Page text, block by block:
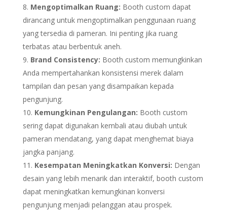
Mengoptimalkan Ruang: Booth custom dapat
dirancang untuk mengoptimalkan penggunaan ruang
yang tersedia di pameran. Ini penting jika ruang
terbatas atau berbentuk aneh.
Brand Consistency: Booth custom memungkinkan
Anda mempertahankan konsistensi merek dalam
tampilan dan pesan yang disampaikan kepada
pengunjung.
Kemungkinan Pengulangan: Booth custom
sering dapat digunakan kembali atau diubah untuk
pameran mendatang, yang dapat menghemat biaya
jangka panjang.
Kesempatan Meningkatkan Konversi: Dengan
desain yang lebih menarik dan interaktif, booth custom
dapat meningkatkan kemungkinan konversi
pengunjung menjadi pelanggan atau prospek.